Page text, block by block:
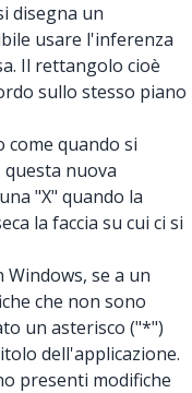
disegna un
usare l'inferenza
Il rettangolo cioè
sullo stesso piano
come quando si
nuova
"X" quando la
la faccia su cui ci si
se a un
che non sono
un asterisco ("*")
dell'applicazione.
presenti modifiche